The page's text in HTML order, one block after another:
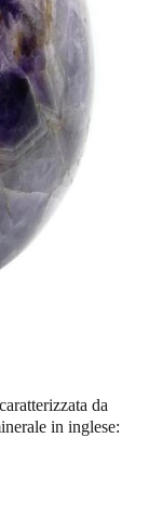
da
in inglese: